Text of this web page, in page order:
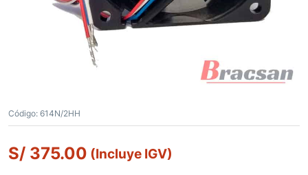
Código: 614N/2HH
S/ 375.00 (Incluye IGV)